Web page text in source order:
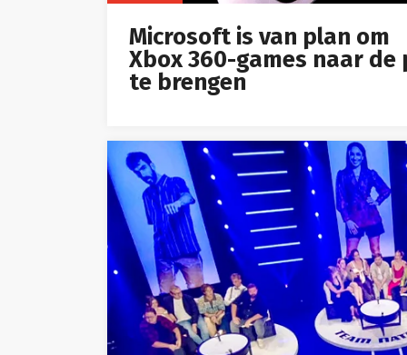
Microsoft is van plan om
Xbox 360-games naar de
te brengen